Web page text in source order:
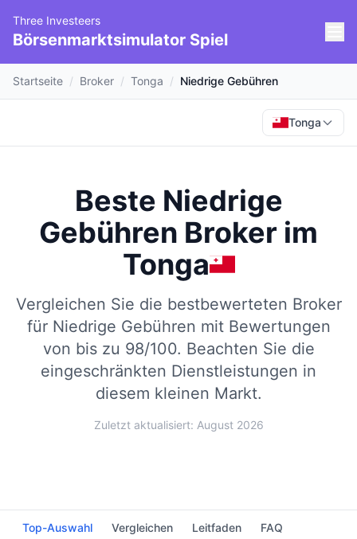
Three Investeers
Börsenmarktsimulator Spiel
Startseite / Broker / Tonga / Niedrige Gebühren
Tonga
Beste Niedrige
Gebühren Broker im
Tonga
Vergleichen Sie die bestbewerteten Broker
für Niedrige Gebühren mit Bewertungen
von bis zu 98/100. Beachten Sie die
eingeschränkten Dienstleistungen in
diesem kleinen Markt.
Zuletzt aktualisiert: August 2026
Top-Auswahl Vergleichen Leitfaden FAQ